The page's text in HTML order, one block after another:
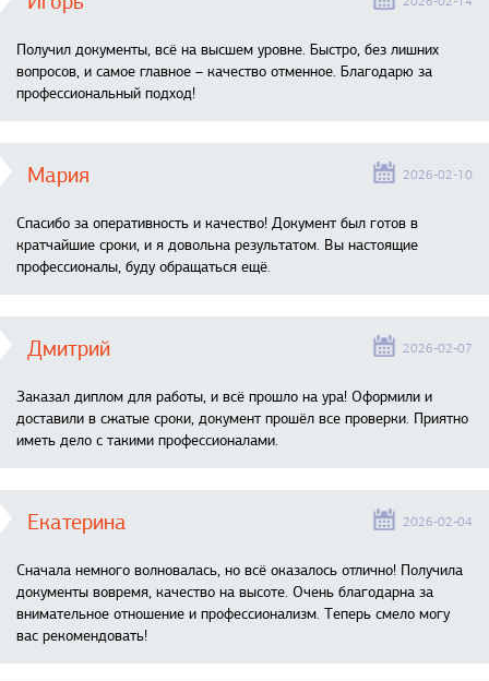
Получил документы, всё на высшем уровне. Быстро, без лишних
вопросов, и самое главное – качество отменное. Благодарю за
профессиональный подход!
Мария 2026-02-10
Спасибо за оперативность и качество! Документ был готов в
кратчайшие сроки, и я довольна результатом. Вы настоящие
профессионалы, буду обращаться ещё.
Дмитрий 2026-02-07
Заказал диплом для работы, и всё прошло на ура! Оформили и
доставили в сжатые сроки, документ прошёл все проверки. Приятно
иметь дело с такими профессионалами.
Екатерина 2026-02-04
Сначала немного волновалась, но всё оказалось отлично! Получила
документы вовремя, качество на высоте. Очень благодарна за
внимательное отношение и профессионализм. Теперь смело могу
вас рекомендовать!